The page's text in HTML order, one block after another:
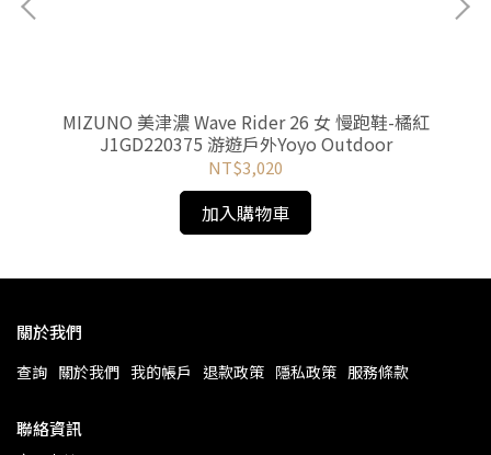
MIZUNO 美津濃 Wave Rider 26 女 慢跑鞋-橘紅
J1GD220375 游遊戶外Yoyo Outdoor
NT$3,020
加入購物車
關於我們
查詢 關於我們 我的帳戶 退款政策 隱私政策 服務條款
聯絡資訊